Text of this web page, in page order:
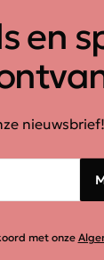
en
nieuwsbrief!
met onze